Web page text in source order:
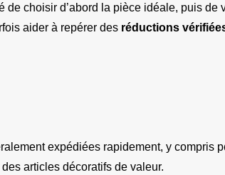
choisir d’abord la pièce idéale, puis de
aider à repérer des réductions
expédiées rapidement, y compris
articles décoratifs de valeur.